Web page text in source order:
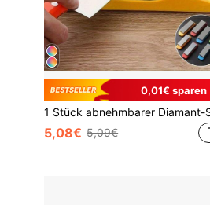
0,01€ sparen
5,08€ 5,09€